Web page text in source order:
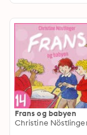
Frans og babyen
Christine